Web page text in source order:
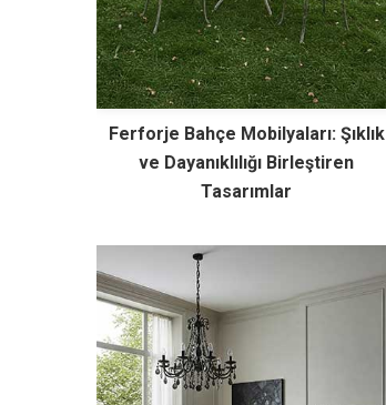
Ferforje Bahçe Mobilyaları: Şıklık
ve Dayanıklılığı Birleştiren
Tasarımlar